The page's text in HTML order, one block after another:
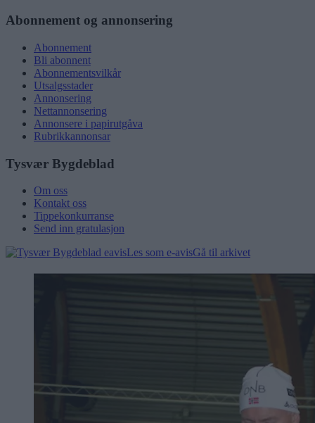
Abonnement og annonsering
Abonnement
Bli abonnent
Abonnementsvilkår
Utsalgsstader
Annonsering
Nettannonsering
Annonsere i papirutgåva
Rubrikkannonsar
Tysvær Bygdeblad
Om oss
Kontakt oss
Tippekonkurranse
Send inn gratulasjon
Les som e-avisGå til arkivet